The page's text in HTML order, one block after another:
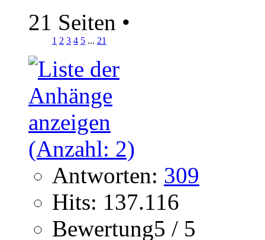
21 Seiten •
1 2 3 4 5 ... 21
Antworten: 309
Hits: 137.116
Bewertung5 / 5